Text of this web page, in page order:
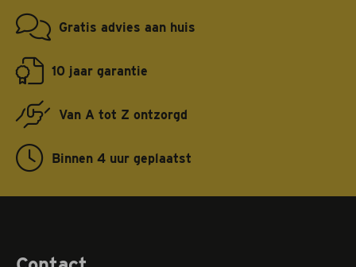
Gratis advies aan huis
10 jaar garantie
Van A tot Z ontzorgd
Binnen 4 uur geplaatst